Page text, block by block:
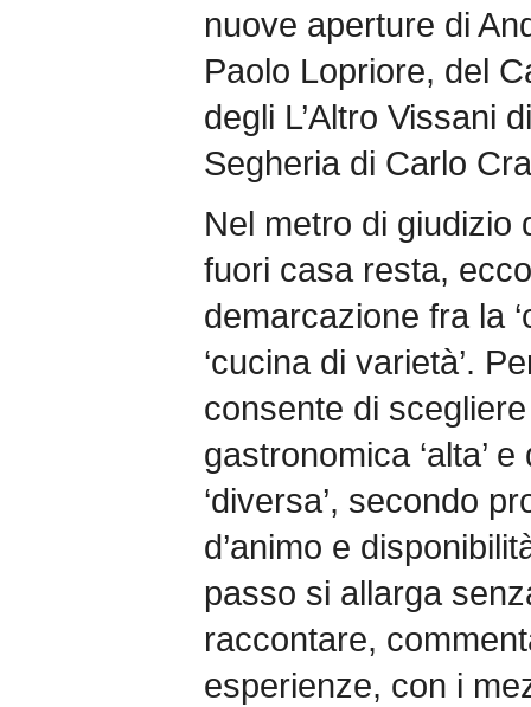
nuove aperture di
Paolo Lopriore, del
degli L’Altro Vissani
Segheria di Carlo
Nel metro di giudizio
fuori casa resta,
demarcazione fra la
‘cucina di varietà’.
consente di
gastronomica ‘alta’
‘diversa’, secondo
d’animo e
passo si allarga
raccontare,
esperienze, con i